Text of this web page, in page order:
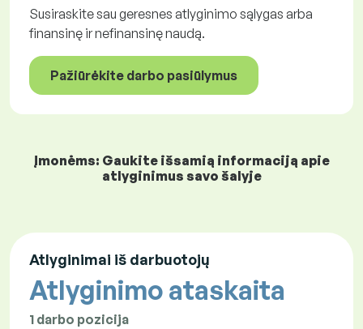
Susiraskite sau geresnes atlyginimo sąlygas arba
finansinę ir nefinansinę naudą.
Pažiūrėkite darbo pasiūlymus
Įmonėms: Gaukite išsamią informaciją apie
atlyginimus savo šalyje
Atlyginimai iš darbuotojų
Atlyginimo ataskaita
1 darbo pozicija